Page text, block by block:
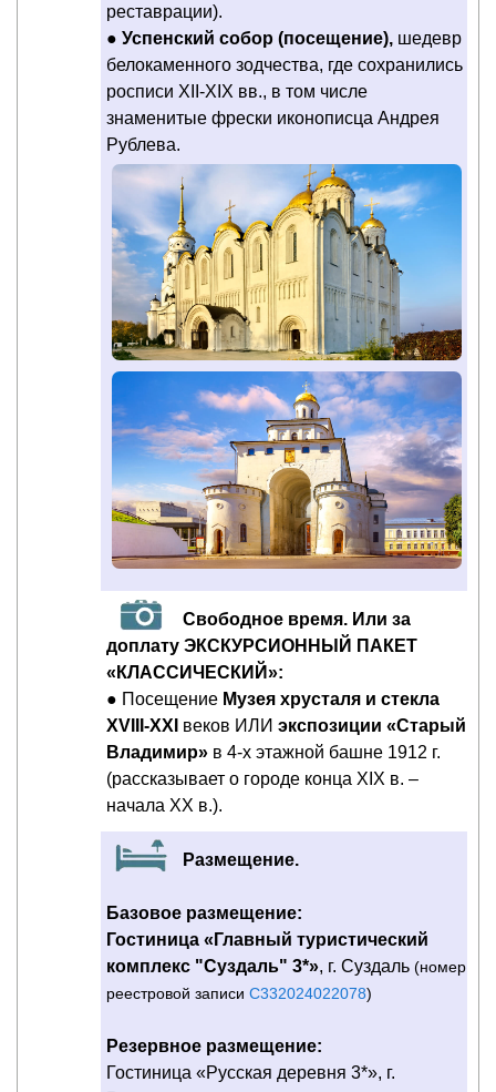
реставрации).
● Успенский собор (посещение), шедевр
белокаменного зодчества, где сохранились
росписи XII-XIX вв., в том числе
знаменитые фрески иконописца Андрея
Рублева.
Свободное время. Или за
доплату ЭКСКУРСИОННЫЙ ПАКЕТ
«КЛАССИЧЕСКИЙ»:
● Посещение Музея хрусталя и стекла
XVIII-XXI веков ИЛИ экспозиции «Старый
Владимир» в 4-х этажной башне 1912 г.
(рассказывает о городе конца XIX в. –
начала XX в.).
Размещение.
Базовое размещение:
Гостиница «Главный туристический
комплекс "Суздаль" 3*», г. Суздаль (номер
реестровой записи С332024022078)
Резервное размещение:
Гостиница «Русская деревня 3*», г.